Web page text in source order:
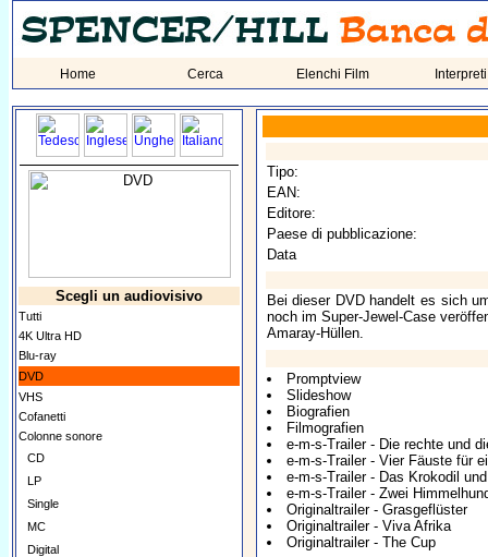
Home Cerca Elenchi Film Interpreti
Scegli un audiovisivo
Tutti
4K Ultra HD
Blu-ray
DVD
VHS
Cofanetti
Colonne sonore
CD
LP
Single
MC
Digital
Tipo:
EAN:
Editore:
Paese di pubblicazione:
Data
Bei dieser DVD handelt es sich
noch im Super-Jewel-Case
Amaray-Hüllen.
Promptview
Slideshow
Biografien
Filmografien
e-m-s-Trailer - Die rechte und
e-m-s-Trailer - Vier Fäuste für
e-m-s-Trailer - Das Krokodil
e-m-s-Trailer - Zwei
Originaltrailer - Grasgeflüster
Originaltrailer - Viva Afrika
Originaltrailer - The Cup